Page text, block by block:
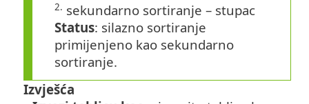
2. sekundarno sortiranje – stupac
Status: silazno sortiranje
primijenjeno kao sekundarno
sortiranje.
Izvješća